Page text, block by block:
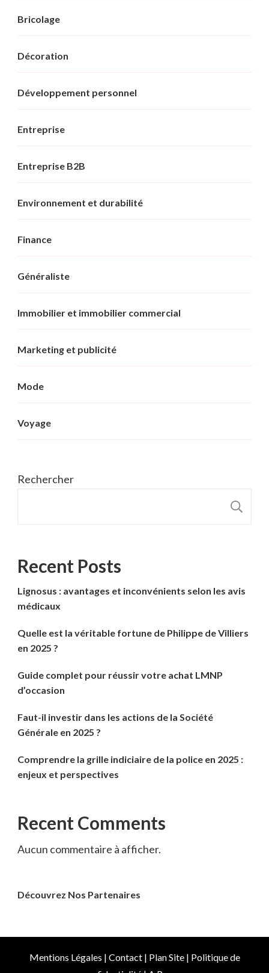
Bricolage
Décoration
Développement personnel
Entreprise
Entreprise B2B
Environnement et durabilité
Finance
Généraliste
Immobilier et immobilier commercial
Marketing et publicité
Mode
Voyage
Rechercher
Recent Posts
Lignosus : avantages et inconvénients selon les avis
médicaux
Quelle est la véritable fortune de Philippe de Villiers
en 2025 ?
Guide complet pour réussir votre achat LMNP
d’occasion
Faut-il investir dans les actions de la Société
Générale en 2025 ?
Comprendre la grille indiciaire de la police en 2025 :
enjeux et perspectives
Recent Comments
Aucun commentaire à afficher.
Découvrez Nos Partenaires
Mentions Légales | Contact| Plan Site| Politique de